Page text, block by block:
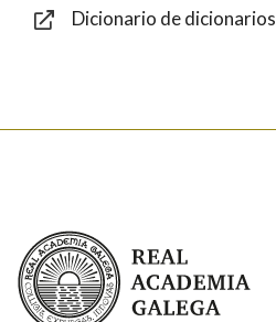
Dicionario de dicionarios
Real Academia Galega